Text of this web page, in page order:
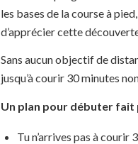
les bases de la course à
d’apprécier cette
Sans aucun objectif de
jusqu’à courir 30 minutes
Un plan pour débuter
Tu n’arrives pas à courir